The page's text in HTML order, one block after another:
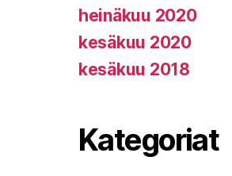
heinäkuu 2020
kesäkuu 2020
kesäkuu 2018
Kategoriat